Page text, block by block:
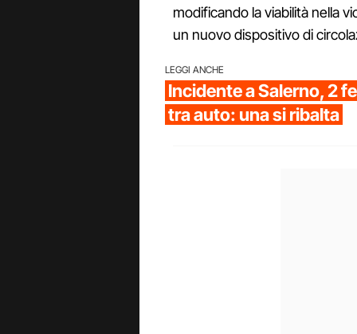
modificando la viabilità nella
un nuovo dispositivo di
LEGGI ANCHE
Incidente a Salerno, 2
tra auto: una si ribalta